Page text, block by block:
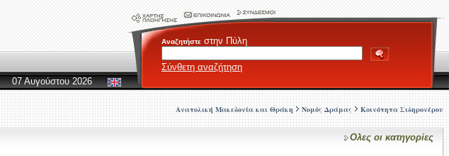
Αναζητήστε στην Πύλη
Σύνθετη αναζήτηση
07 Αυγούστου 2026
Ανατολική Μακεδονία και Θράκη Νομός Δράμας Κοινότητα Σιδηρονέρου
Ολες οι κατηγορίες